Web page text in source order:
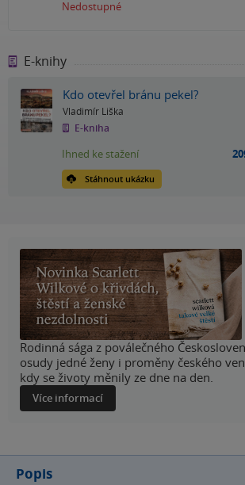
Nedostupné
E-knihy
Kdo otevřel bránu pekel?
Vladimír Liška
E-kniha
Stáhnout ukázku
Ihned ke stažení
Rodinná sága z poválečného
osudy jedné ženy i proměny českého
kdy se životy měnily ze dne na den.
Více informací
Popis